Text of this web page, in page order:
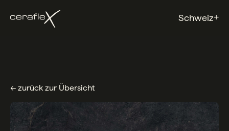
Schweiz+
← zurück zur Übersicht